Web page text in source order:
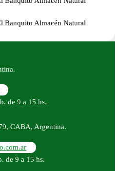
de 9 a 15 hs.
CABA, Argentina.
de 9 a 15 hs.